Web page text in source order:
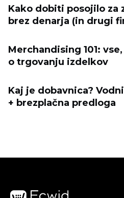
Kako dobiti posojilo za
brez denarja (in drugi
Merchandising 101:
o trgovanju izdelkov
Kaj je dobavnica?
+ brezplačna predloga